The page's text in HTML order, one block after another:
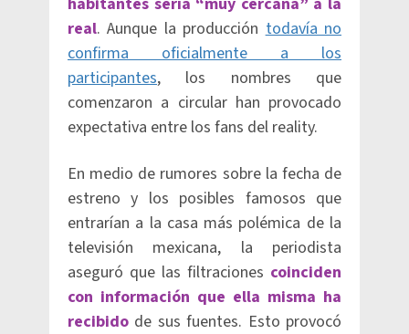
real. Aunque la produccióntodavía no
confirma oficialmente a los
participantes, los nombres que
comenzaron a circular han provocado
expectativa entre los fans del reality.
En medio de rumores sobre la fecha de
estreno y los posibles famosos que
entrarían a la casa más polémica de la
televisión mexicana, la periodista
aseguró que las filtraciones coinciden
con información que ella misma ha
recibido de sus fuentes. Esto provocó